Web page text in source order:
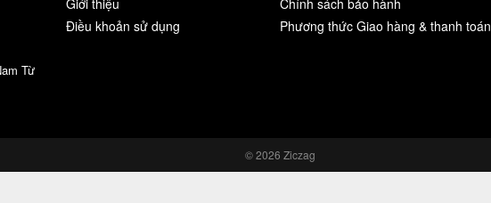
Từ
Giới thiệu
Điều khoản sử dụng
Chính sách bảo hành
Phương thức Giao hàng & thanh toán
© 2026 Ziczag